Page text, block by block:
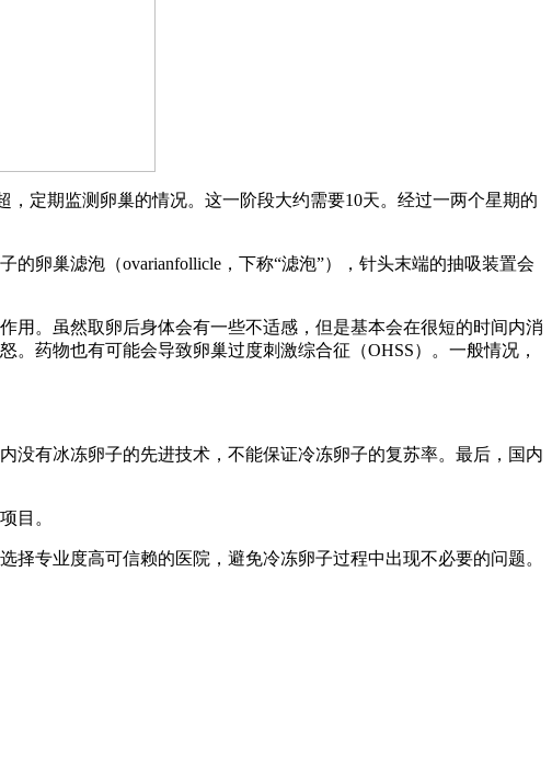
定期监测卵巢的情况。这一阶段大约需要10天。经过一两个星期的
卵巢滤泡（ovarianfollicle，下称“滤泡”），针头末端的抽吸装置会
用。虽然取卵后身体会有一些不适感，但是基本会在很短的时间内消
药物也有可能会导致卵巢过度刺激综合征（OHSS）。一般情况，
没有冰冻卵子的先进技术，不能保证冷冻卵子的复苏率。最后，国内
目。
专业度高可信赖的医院，避免冷冻卵子过程中出现不必要的问题。